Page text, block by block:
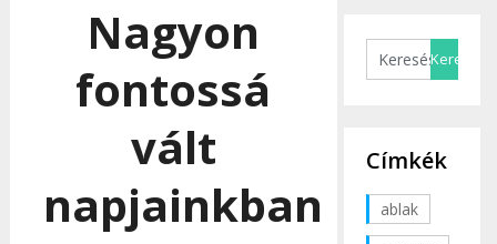
Nagyon
fontossá
vált
napjainkban
Címkék
ablak